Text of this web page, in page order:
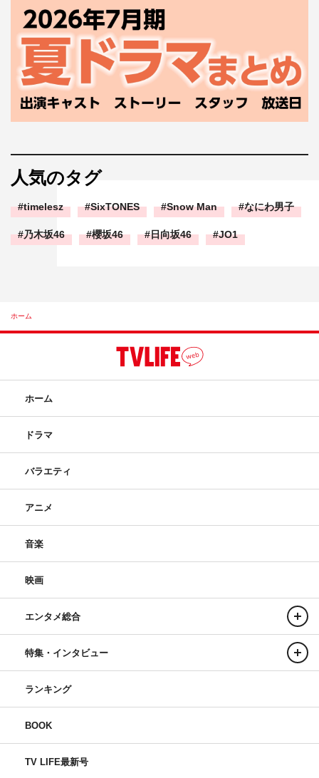
人気のタグ
timelesz SixTONES Snow Man なにわ男子
乃木坂46 櫻坂46 日向坂46 JO1
ホーム
ホーム
ドラマ
バラエティ
アニメ
音楽
映画
エンタメ総合
特集・インタビュー
ランキング
BOOK
TV LIFE最新号